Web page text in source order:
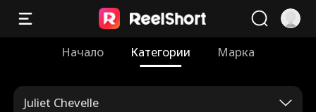
Начало Категории Марка
Juliet Chevelle